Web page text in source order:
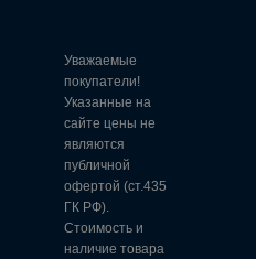
Уважаемые
покупатели!
Указанные на
сайте цены не
являются
публичной
офертой (ст.435
ГК РФ).
Стоимость и
наличие товара